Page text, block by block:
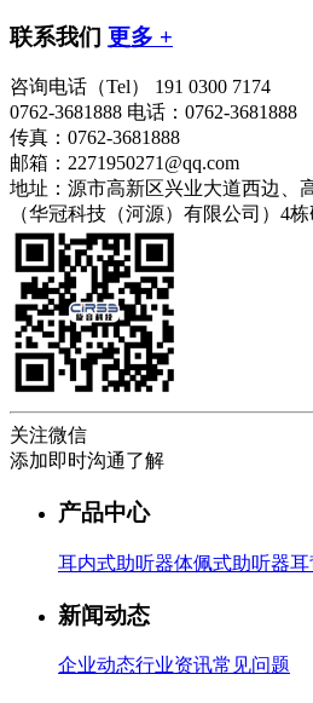
联系我们 更多 +
咨询电话（Tel） 191 0300 7174
0762-3681888 电话：0762-3681888
传真：0762-3681888
邮箱：2271950271@qq.com
地址：源市高新区兴业大道西边、
（华冠科技（河源）有限公司）4
关注微信
添加即时沟通了解
产品中心
耳内式助听器体佩式助听器耳
新闻动态
企业动态行业资讯常见问题